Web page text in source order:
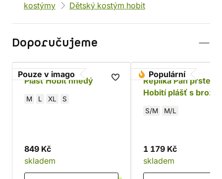
kostýmy
Dětský kostým hobit
Doporučujeme
Pouze v imago
Plášť Hobit hnědý
M L XL S
849 Kč
skladem
Populární
Replika Pán
Hobití plášť s broží
S/M M/L
1 179 Kč
skladem